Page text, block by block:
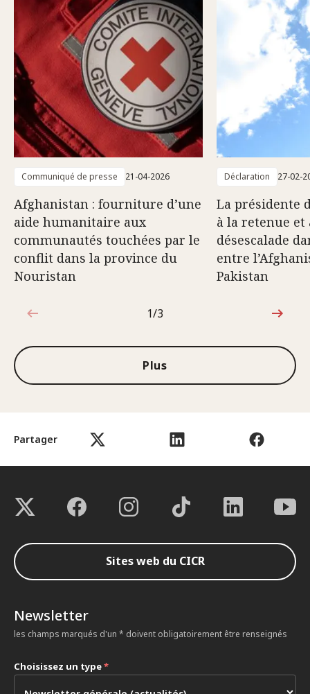
Partager
Communiqué de presse 21-04-2026
Afghanistan : fourniture d’une
aide humanitaire aux
communautés touchées par le
conflit dans la province du
Nouristan
Déclaration 27-02-
La présidente
à la retenue et
désescalade
entre
Pakistan
1sur3
1/3
Plus
Sites web du CICR
Newsletter
les champs marqués d'un * doivent obligatoirement être renseignés
Choisissez un type*